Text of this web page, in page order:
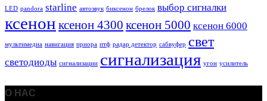
LED pandora starline автозвук биксенон брелок выбор сигналки
ксенон ксенон 4300 ксенон 5000 ксенон 6000
мультимедиа навигация приора птф радар детектор сабвуфер свет
светодиоды сигнализации сигнализация угон усилитель
О НАС